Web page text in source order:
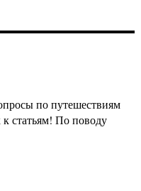
по путешествиям
статьям! По поводу